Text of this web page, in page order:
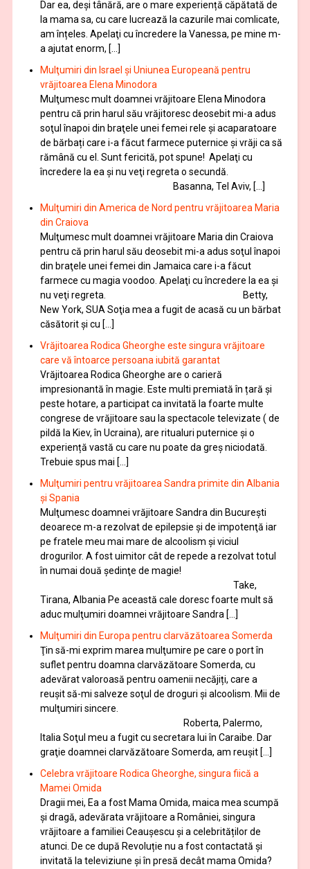
Dar ea, deși tânără, are o mare experiență căpătată de
la mama sa, cu care lucrează la cazurile mai comlicate,
am înțeles. Apelaţi cu încredere la Vanessa, pe mine m-
a ajutat enorm, […]
Mulţumiri din Israel și Uniunea Europeană pentru
vrăjitoarea Elena Minodora
Mulţumesc mult doamnei vrăjitoare Elena Minodora
pentru că prin harul său vrăjitoresc deosebit mi-a adus
soţul înapoi din braţele unei femei rele și acaparatoare
de bărbați care i-a făcut farmece puternice și vrăji ca să
rămână cu el. Sunt fericită, pot spune! Apelaţi cu
încredere la ea şi nu veţi regreta o secundă.
Basanna, Tel Aviv, […]
Mulţumiri din America de Nord pentru vrăjitoarea Maria
din Craiova
Mulţumesc mult doamnei vrăjitoare Maria din Craiova
pentru că prin harul său deosebit mi-a adus soţul înapoi
din braţele unei femei din Jamaica care i-a făcut
farmece cu magia voodoo. Apelaţi cu încredere la ea şi
nu veţi regreta. Betty,
New York, SUA Soţia mea a fugit de acasă cu un bărbat
căsătorit și cu […]
Vrăjitoarea Rodica Gheorghe este singura vrăjitoare
care vă întoarce persoana iubită garantat
Vrăjitoarea Rodica Gheorghe are o carieră
impresionantă în magie. Este multi premiată în țară și
peste hotare, a participat ca invitată la foarte multe
congrese de vrăjitoare sau la spectacole televizate ( de
pildă la Kiev, în Ucraina), are ritualuri puternice și o
experiență vastă cu care nu poate da greș niciodată.
Trebuie spus mai […]
Mulţumiri pentru vrăjitoarea Sandra primite din Albania
și Spania
Mulţumesc doamnei vrăjitoare Sandra din București
deoarece m-a rezolvat de epilepsie și de impotenţă iar
pe fratele meu mai mare de alcoolism și viciul
drogurilor. A fost uimitor cât de repede a rezolvat totul
în numai două şedinţe de magie!
Take,
Tirana, Albania Pe această cale doresc foarte mult să
aduc mulţumiri doamnei vrăjitoare Sandra […]
Mulţumiri din Europa pentru clarvăzătoarea Somerda
Ţin să-mi exprim marea mulţumire pe care o port în
suflet pentru doamna clarvăzătoare Somerda, cu
adevărat valoroasă pentru oamenii necăjiți, care a
reuşit să-mi salveze soţul de droguri și alcoolism. Mii de
mulţumiri sincere.
Roberta, Palermo,
Italia Soţul meu a fugit cu secretara lui în Caraibe. Dar
graţie doamnei clarvăzătoare Somerda, am reuşit […]
Celebra vrăjitoare Rodica Gheorghe, singura fiică a
Mamei Omida
Dragii mei, Ea a fost Mama Omida, maica mea scumpă
și dragă, adevărata vrăjitoare a României, singura
vrăjitoare a familiei Ceaușescu și a celebrităților de
atunci. De ce după Revoluție nu a fost contactată și
invitată la televiziune și în presă decât mama Omida?